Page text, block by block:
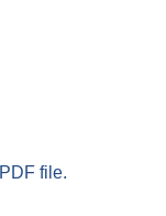
file.